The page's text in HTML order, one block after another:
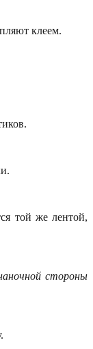
клеем.
той же лентой,
стороны